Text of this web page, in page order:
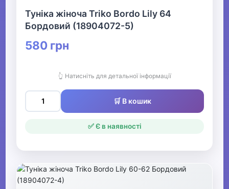
Туніка жіноча Triko Bordo Lily 64
Бордовий (18904072-5)
580 грн
👆 Натисніть для детальної інформації
🛒 В кошик
✅ Є в наявності